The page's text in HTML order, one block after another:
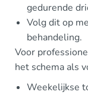
gedurende
Volg dit op
behandeling.
Voor
het schema als
Weekelijkse